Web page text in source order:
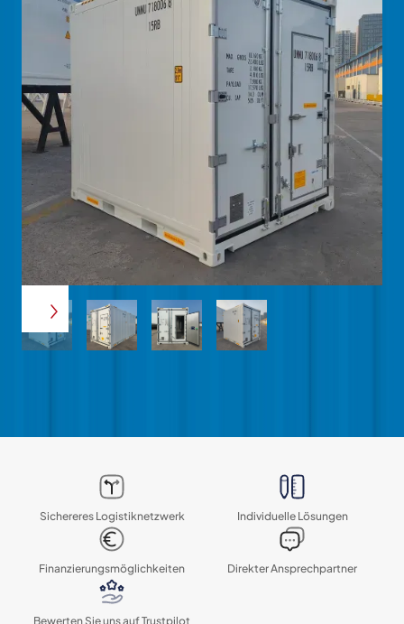
Sichereres Logistik­netzwerk Individuelle Lösungen
Finanzierungs­möglichkeiten Direkter Ansprechpartner
Bewerten Sie uns auf Trustpilot